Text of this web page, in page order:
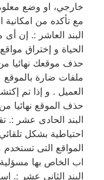
خارجي، او وضع
مع تأكده من امكانية
البند العاشر :. إن
الحياة و إختراق
حذف موقعك نهائيا
ملفات ضارة بالموقع
العميل . و إذا تم
حذف الموقع نهائيا
البند الحادى عشر :.
احتياطية بشكل
اب الخاص بها
البند الثاني عشر :.